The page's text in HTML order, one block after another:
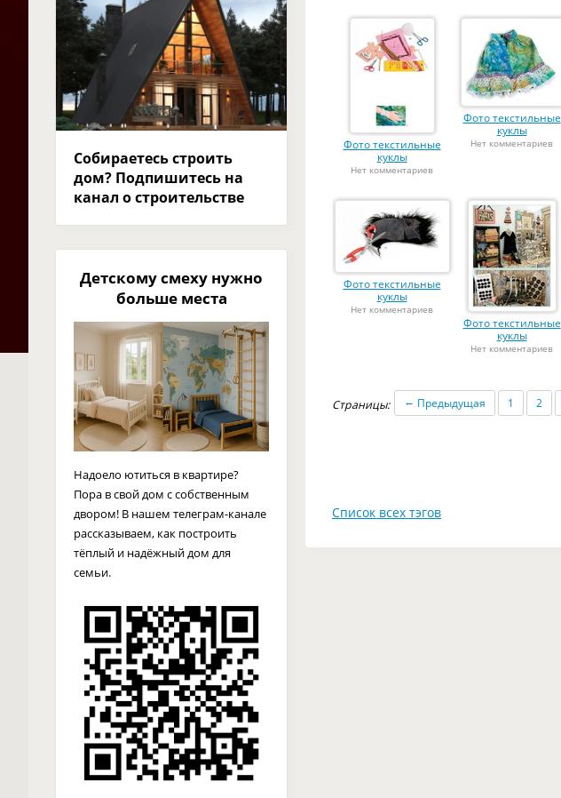
Фото текстильные
куклы
Нет комментариев
Фото текстильные
куклы
Нет комментариев
Фото текстильные
куклы
Нет комментариев
Фото текстильные
куклы
Нет комментариев
Страницы: ← Предыдущая 1 2
Список всех тэгов
Собираетесь строить
дом? Подпишитесь на
канал о строительстве
Детскому смеху нужно
больше места
Надоело ютиться в квартире?
Пора в свой дом с собственным
двором! В нашем телеграм-канале
рассказываем, как построить
тёплый и надёжный дом для
семьи.